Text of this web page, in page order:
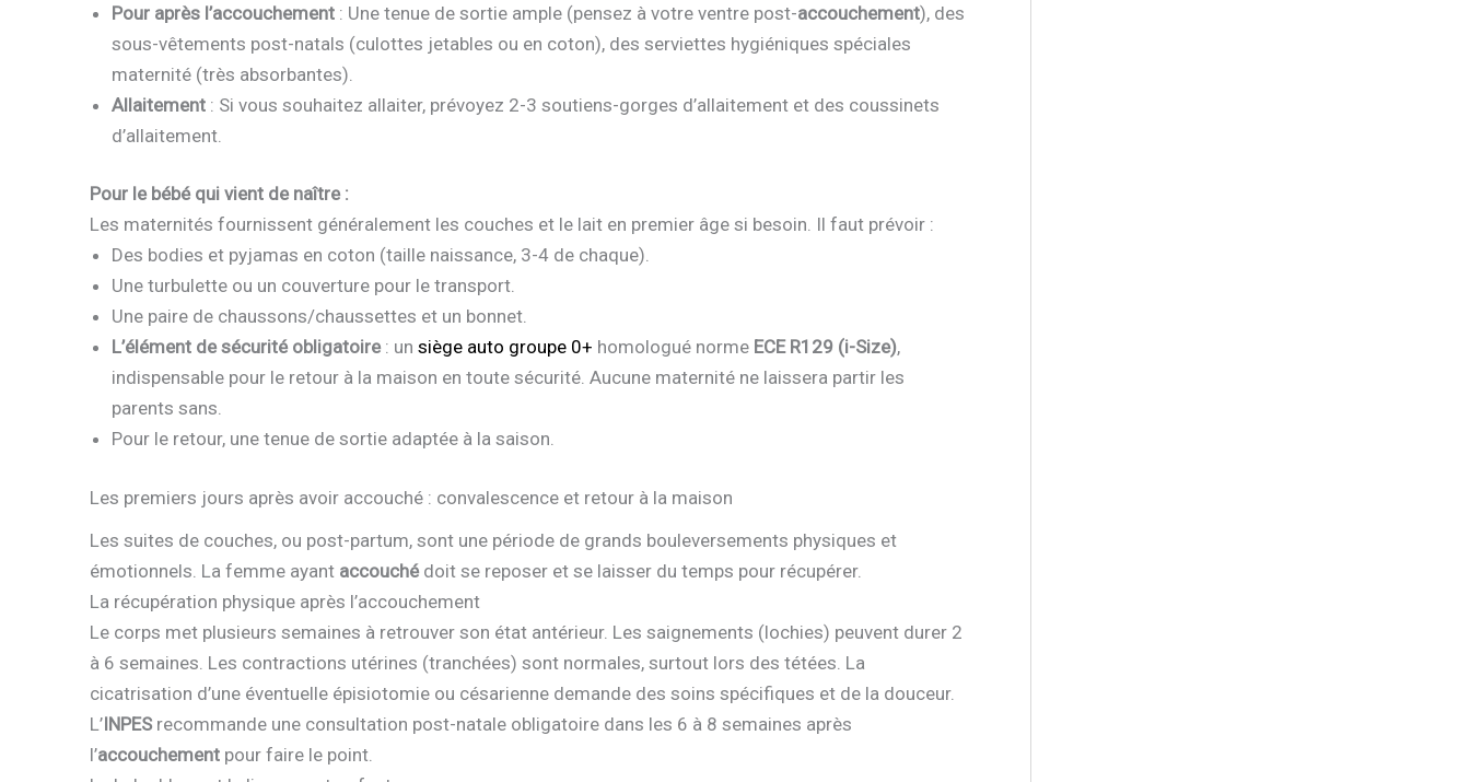
Pour après l’accouchement : Une tenue de sortie ample (pensez à votre ventre post-accouchement), des
sous-vêtements post-natals (culottes jetables ou en coton), des serviettes hygiéniques spéciales
maternité (très absorbantes).
Allaitement : Si vous souhaitez allaiter, prévoyez 2-3 soutiens-gorges d’allaitement et des coussinets
d’allaitement.
Pour le bébé qui vient de naître :
Les maternités fournissent généralement les couches et le lait en premier âge si besoin. Il faut prévoir :
Des bodies et pyjamas en coton (taille naissance, 3-4 de chaque).
Une turbulette ou un couverture pour le transport.
Une paire de chaussons/chaussettes et un bonnet.
L’élément de sécurité obligatoire: un siège auto groupe 0+ homologué norme ECE R129 (i-Size),
indispensable pour le retour à la maison en toute sécurité. Aucune maternité ne laissera partir les
parents sans.
Pour le retour, une tenue de sortie adaptée à la saison.
Les premiers jours après avoir accouché : convalescence et retour à la maison
Les suites de couches, ou post-partum, sont une période de grands bouleversements physiques et
émotionnels. La femme ayant accouchédoit se reposer et se laisser du temps pour récupérer.
La récupération physique après l’accouchement
Le corps met plusieurs semaines à retrouver son état antérieur. Les saignements (lochies) peuvent durer 2
à 6 semaines. Les contractions utérines (tranchées) sont normales, surtout lors des tétées. La
cicatrisation d’une éventuelle épisiotomie ou césarienne demande des soins spécifiques et de la douceur.
L’INPESrecommande une consultation post-natale obligatoire dans les 6 à 8 semaines après
l’accouchement pour faire le point.